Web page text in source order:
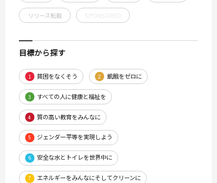
リリース転載
目標から探す
1 貧困をなくそう 2 飢餓をゼロに
3 すべての人に健康と福祉を
4 質の高い教育をみんなに
5 ジェンダー平等を実現しよう
6 安全な水とトイレを世界中に
7 エネルギーをみんなにそしてクリーンに